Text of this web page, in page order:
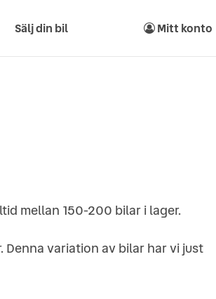
Sälj din bil Mitt konto
mellan 150-200 bilar i lager.
variation av bilar har vi just